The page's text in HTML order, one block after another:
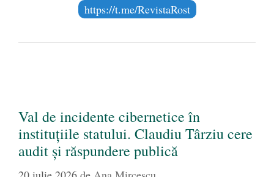
https://t.me/RevistaRost
Val de incidente cibernetice în
instituțiile statului. Claudiu Târziu cere
audit și răspundere publică